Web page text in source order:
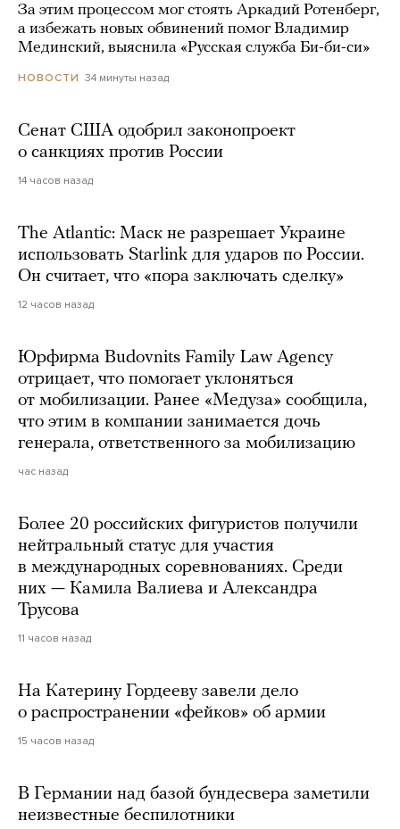
За этим процессом мог стоять Аркадий Ротенберг,
а избежать новых обвинений помог Владимир
Мединский, выяснила «Русская служба Би-би-си»
НОВОСТИ 34 минуты назад
Сенат США одобрил законопроект
о санкциях против России
14 часов назад
The Atlantic: Маск не разрешает Украине
использовать Starlink для ударов по России.
Он считает, что «пора заключать сделку»
12 часов назад
Юрфирма Budovnits Family Law Agency
отрицает, что помогает уклоняться
от мобилизации. Ранее «Медуза» сообщила,
что этим в компании занимается дочь
генерала, ответственного за мобилизацию
час назад
Более 20 российских фигуристов получили
нейтральный статус для участия
в международных соревнованиях. Среди
них — Камила Валиева и Александра
Трусова
11 часов назад
На Катерину Гордееву завели дело
о распространении «фейков» об армии
15 часов назад
В Германии над базой бундесвера заметили
неизвестные беспилотники